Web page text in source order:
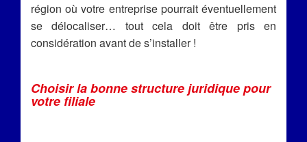
région où votre entreprise pourrait éventuellement
se délocaliser… tout cela doit être pris en
considération avant de s’installer !
Choisir la bonne structure juridique pour
votre filiale